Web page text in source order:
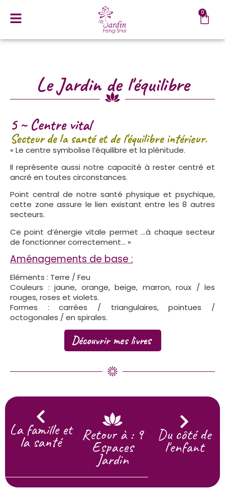
0
Le Jardin de l'équilibre
5 ~ Centre vital
Secteur de la santé et de l'équilibre intérieur.
« Le centre symbolise l’équilibre et la plénitude.
Il représente aussi notre capacité à rester centré et
ancré en toutes circonstances.
Point central de notre santé physique et psychique,
cette zone assure le lien existant entre les 8 autres
secteurs.
Ce point d’énergie vitale permet …à chaque secteur
de fonctionner correctement… »
Aménagements de base :
Eléments : Terre / Feu
Couleurs : jaune, orange, beige, marron, roux / les
rouges, roses et violets.
Formes : carrées / triangulaires, pointues /
octogonales / en spirales.
Découvrir mes livres
La famille et
la santé Retour à : 9
Espaces
Jardin
Du côté de
l'enfant